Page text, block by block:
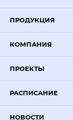
ПРОДУКЦИЯ
КОМПАНИЯ
ПРОЕКТЫ
РАСПИСАНИЕ
НОВОСТИ